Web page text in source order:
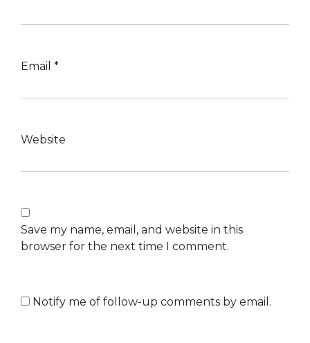
Email *
Website
Save my name, email, and website in this
browser for the next time I comment.
Notify me of follow-up comments by email.